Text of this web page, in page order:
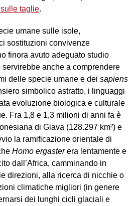
taglie.
umane sulle isole,
sostituzioni convivenze
finora avuto adeguato studio
anche a comprendere
delle specie umane e dei sapiens
simbolico astratto, i linguaggi
evoluzione biologica e culturale
Fra 1,8 e 1,3 milioni di anni fa è
di Giava (128.297 km²) e
la ramificazione orientale di
Homo ergasterera lentamente e
dall’Africa, camminando in
direzioni, alla ricerca di nicchie o
climatiche migliori (in genere
dei lunghi cicli glaciali e